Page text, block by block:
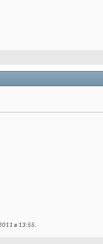
в 13:55.